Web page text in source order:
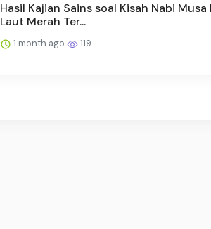
Hasil Kajian Sains soal Kisah Nabi Musa
Laut Merah Ter...
1 month ago 119